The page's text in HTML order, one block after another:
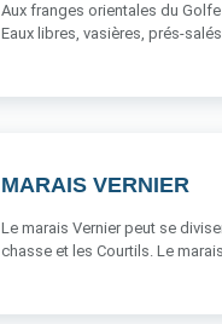
Aux franges orientales du
Eaux libres, vasières, prés-
MARAIS VERNIER
Le marais Vernier peut se
chasse et les Courtils. Le